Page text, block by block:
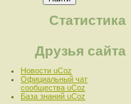
Статистика
Друзья сайта
Новости uCoz
Официальный чат
сообщества uCoz
База знаний uCoz